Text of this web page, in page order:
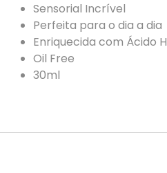
Sensorial Incrível
Perfeita para o dia a dia
Enriquecida com Ácido
Oil Free
30ml